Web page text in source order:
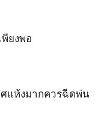
ยงพอ
แห้งมากควรฉีดพ่น